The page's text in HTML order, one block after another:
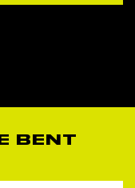
BENT